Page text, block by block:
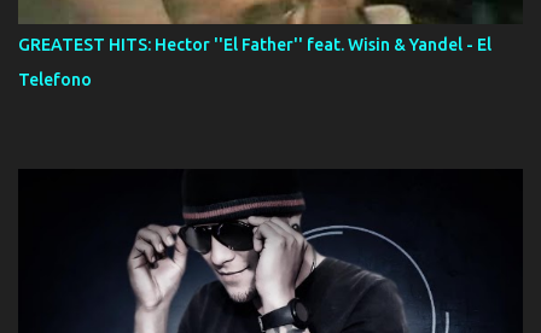
GREATEST HITS: Hector ''El Father'' feat. Wisin & Yandel - El
Telefono